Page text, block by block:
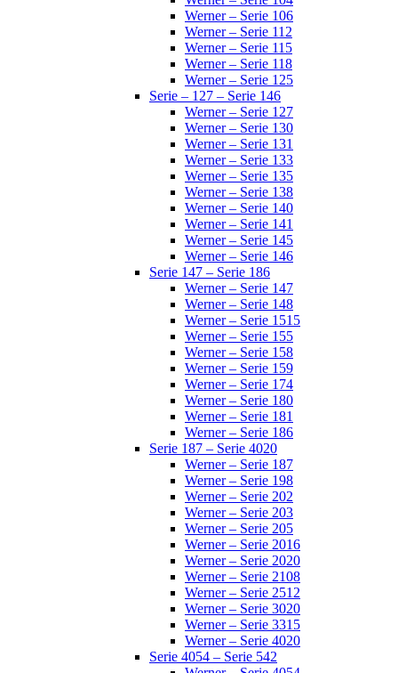
Werner – Serie 106
Werner – Serie 112
Werner – Serie 115
Werner – Serie 118
Werner – Serie 125
Serie – 127 – Serie 146
Werner – Serie 127
Werner – Serie 130
Werner – Serie 131
Werner – Serie 133
Werner – Serie 135
Werner – Serie 138
Werner – Serie 140
Werner – Serie 141
Werner – Serie 145
Werner – Serie 146
Serie 147 – Serie 186
Werner – Serie 147
Werner – Serie 148
Werner – Serie 1515
Werner – Serie 155
Werner – Serie 158
Werner – Serie 159
Werner – Serie 174
Werner – Serie 180
Werner – Serie 181
Werner – Serie 186
Serie 187 – Serie 4020
Werner – Serie 187
Werner – Serie 198
Werner – Serie 202
Werner – Serie 203
Werner – Serie 205
Werner – Serie 2016
Werner – Serie 2020
Werner – Serie 2108
Werner – Serie 2512
Werner – Serie 3020
Werner – Serie 3315
Werner – Serie 4020
Serie 4054 – Serie 542